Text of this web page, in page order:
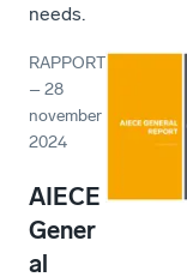
needs.
RAPPORT
–28
november
2024
AIECE
Gener
al